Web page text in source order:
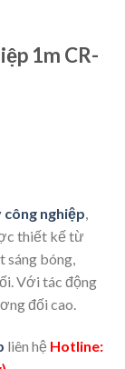
1m CR-
nghiệp,
thiết kế từ
sáng bóng,
Với tác động
đối cao.
liên hệ Hotline: